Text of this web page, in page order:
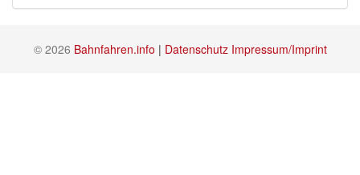
© 2026 Bahnfahren.info | Datenschutz Impressum/Imprint